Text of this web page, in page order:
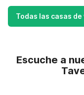
Todas las casas
Escuche a